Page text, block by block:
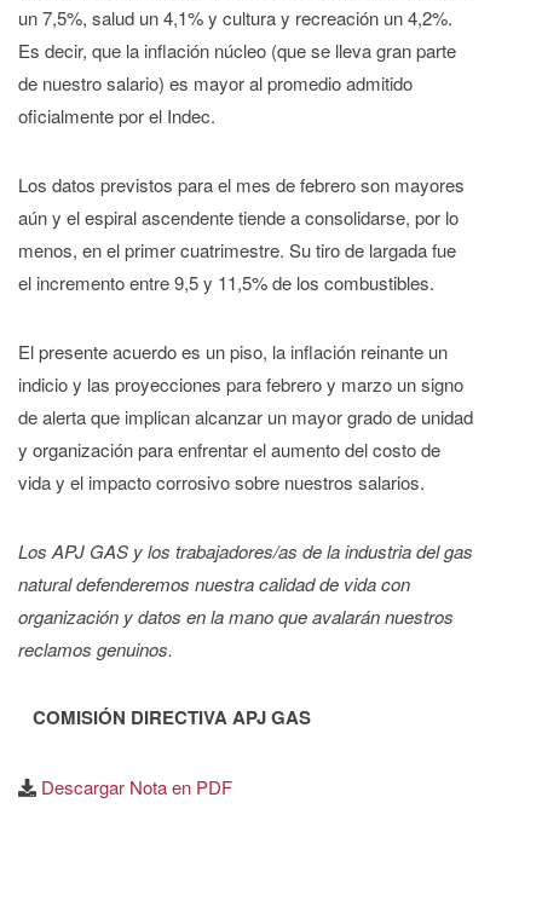
un 7,5%, salud un 4,1% y cultura y recreación un 4,2%.
Es decir, que la inflación núcleo (que se lleva gran parte
de nuestro salario) es mayor al promedio admitido
oficialmente por el Indec.
Los datos previstos para el mes de febrero son mayores
aún y el espiral ascendente tiende a consolidarse, por lo
menos, en el primer cuatrimestre. Su tiro de largada fue
el incremento entre 9,5 y 11,5% de los combustibles.
El presente acuerdo es un piso, la inflación reinante un
indicio y las proyecciones para febrero y marzo un signo
de alerta que implican alcanzar un mayor grado de unidad
y organización para enfrentar el aumento del costo de
vida y el impacto corrosivo sobre nuestros salarios.
Los APJ GAS y los trabajadores/as de la industria del gas
natural defenderemos nuestra calidad de vida con
organización y datos en la mano que avalarán nuestros
reclamos genuinos.
COMISIÓN DIRECTIVA APJ GAS
Descargar Nota en PDF